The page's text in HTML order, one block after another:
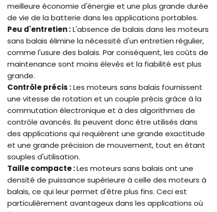
meilleure économie d'énergie et une plus grande durée
de vie de la batterie dans les applications portables.
Peu d'entretien :L'absence de balais dans les moteurs
sans balais élimine la nécessité d'un entretien régulier,
comme l'usure des balais. Par conséquent, les coûts de
maintenance sont moins élevés et la fiabilité est plus
grande.
Contrôle précis :Les moteurs sans balais fournissent
une vitesse de rotation et un couple précis grâce à la
commutation électronique et à des algorithmes de
contrôle avancés. Ils peuvent donc être utilisés dans
des applications qui requièrent une grande exactitude
et une grande précision de mouvement, tout en étant
souples d'utilisation.
Taille compacte :Les moteurs sans balais ont une
densité de puissance supérieure à celle des moteurs à
balais, ce qui leur permet d'être plus fins. Ceci est
particulièrement avantageux dans les applications où